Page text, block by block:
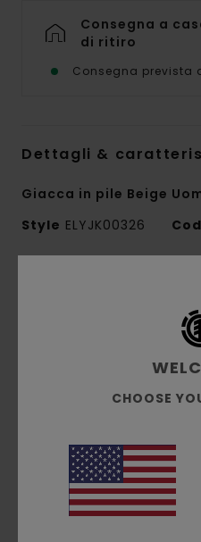
Consegna a
di ritiro
Consegna prevista
Dettagli &
Giacca in pile Beige
Style ELYJK00326
Conscious by
Composizione del
Costruzione del
Composizione[Tessuto
poliestere riciclato
CHOOSE